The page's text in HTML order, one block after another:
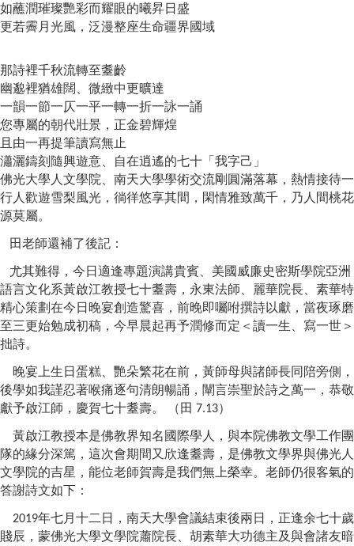
如蘸潤璀璨艷彩而耀眼的曦昇日盛
更若霽月光風，泛漫整座生命疆界國域
那詩裡千秋流轉至耋齡
幽邈裡猶雄闊、微緻中更曠達
一韻一節一仄一平一轉一折一詠一誦
您專屬的朝代壯景，正金碧輝煌
且由一再提筆讀寫無止
瀟灑鑄刻隨興遊意、自在逍遙的七十「我字己」
佛光大學人文學院、南天大學學術交流剛圓滿落幕，熱情接待一
行人歡遊雪梨風光，徜徉悠享其間，閑情雅致萬千，乃人間桃花
源莫屬。
田老師還補了後記 ：
尤其難得，今日適逢專題演講貴賓、美國威廉史密斯學院亞洲
語言文化系黃啟江教授七十耋壽，永東法師、麗華院長、素華特
精心策劃在今日晚宴創造驚喜，前晚即囑咐撰詩以獻，當夜琢磨
至三更始勉成初稿，今早晨起再予潤修而定＜讀一生、寫一世＞
拙詩。
晚宴上生日蛋糕、艷朵繁花在前，黃師母與諸師長同陪旁側，
後學如我謹忍著喉痛逐句清朗暢誦，闡言崇聖於詩之萬一，恭敬
獻予啟江師，慶賀七十耋壽。
（田 7.13）
黃啟江教授本是佛教界知名國際學人，與本院佛教文學工作團
隊的緣分深篤，這次會期間又欣逢耋壽，是佛教文學界與佛光人
文學院的吉星，能位老師賀壽是我們無上榮幸。老師仍很客氣的
答謝詩文如下 ：
2019年七月十二日，南天大學會議結束後兩日，正逢余七十歲
賤辰，蒙佛光大學文學院蕭院長、胡素華大功德主及與會諸友暗